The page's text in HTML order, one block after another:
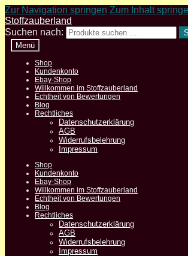
Zur Navigation springen Zum Inhalt
Stoffzauberland
Suchen nach:
Menü
Shop
Kundenkonto
Ebay-Shop
Willkommen im Stoffzauberland
Echtheit von Bewertungen
Blog
Rechtliches
Datenschutzerklärung
AGB
Widerrufsbelehrung
Impressum
Shop
Kundenkonto
Ebay-Shop
Willkommen im Stoffzauberland
Echtheit von Bewertungen
Blog
Rechtliches
Datenschutzerklärung
AGB
Widerrufsbelehrung
Impressum